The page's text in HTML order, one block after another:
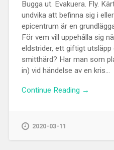
Bugga ut. Evakuera. Fly.
undvika att befinna sig i
epicentrum är en
För vem vill uppehålla sig
eldstrider, ett giftigt utsläpp
smitthärd? Har man som
in) vid händelse av en kris...
Continue Reading →
2020-03-11